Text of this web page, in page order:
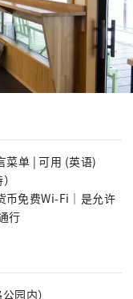
菜单 | 可用 (英语)
币免费Wi-Fi｜是允许
行
园内）